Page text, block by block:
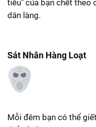
tiêu" của bạn chết theo
dân làng.
Sát Nhân Hàng Loạt
Mỗi đêm bạn có thể